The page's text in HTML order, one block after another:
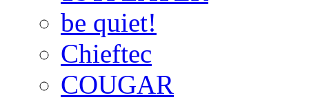
be quiet!
Chieftec
COUGAR